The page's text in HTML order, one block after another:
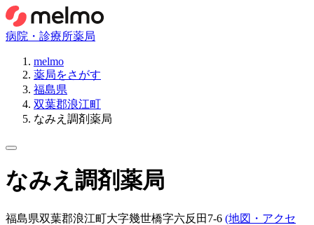
病院・診療所薬局
melmo
薬局をさがす
福島県
双葉郡浪江町
なみえ調剤薬局
なみえ調剤薬局
福島県双葉郡浪江町大字幾世橋字六反田7-6 (地図・アクセ